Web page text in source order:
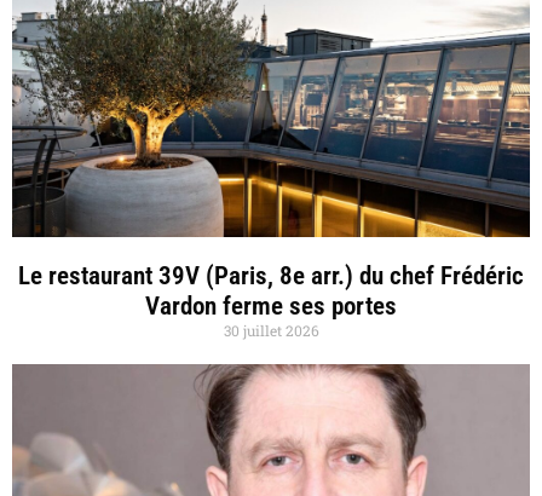
Le restaurant 39V (Paris, 8e arr.) du chef Frédéric
Vardon ferme ses portes
30 juillet 2026